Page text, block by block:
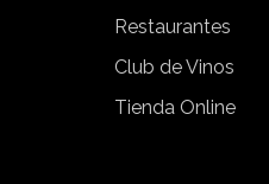
Restaurantes
Club de Vinos
Tienda Online